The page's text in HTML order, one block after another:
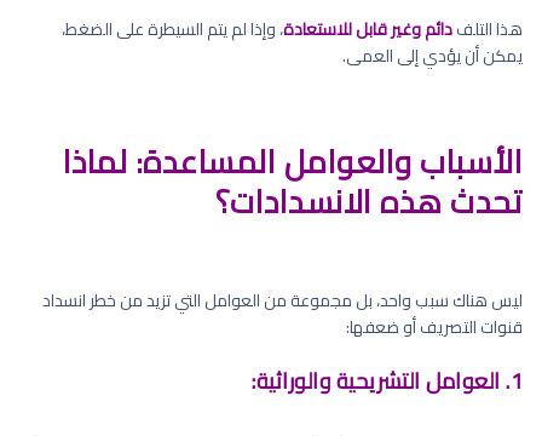
هذا التلفدائم وغير قابل للاستعادة، وإذا لم يتم السيطرة على الضغط،
يمكن أن يؤدي إلى العمى.
الأسباب والعوامل المساعدة: لماذا
تحدث هذه الانسدادات؟
ليس هناك سبب واحد، بل مجموعة من العوامل التي تزيد من خطر انسداد
قنوات التصريف أو ضعفها:
1. العوامل التشريحية والوراثية: